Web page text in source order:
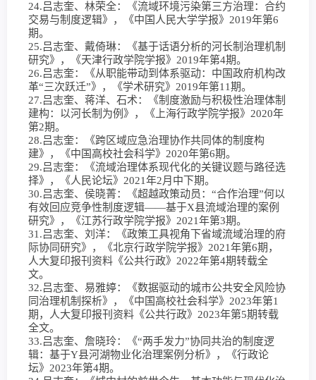
24.吕志奎、林荣全：《流域环境污染第三方治理：合约
交易与制度逻辑》，《中国人民大学学报》2019年第6
期。
25.吕志奎、戴倚琳：《基于话语分析的河长制治理机制
研究》，《天津行政学院学报》2019年第4期。
26.吕志奎：《从职能带动到体系驱动：中国政府机构改
革“三次跃迁”》，《学术研究》2019年第11期。
27.吕志奎、蒋洋、石术：《制度激励与积极性治理体制
建构：以河长制为例》，《上海行政学院学报》2020年
第2期。
28.吕志奎：《跨区域应急治理协作共同体的制度构
建》，《中国高校社会科学》2020年第6期。
29.吕志奎：《流域治理体系现代化的关键议题与路径选
择》，《人民论坛》2021年2月中下期。
30.吕志奎、侯晓菁：《超越政策动员：“合作治理”何以
有效回应竞争性制度逻辑——基于X县流域治理的案例
研究》，《江苏行政学院学报》2021年第3期。
31.吕志奎、刘洋：《政策工具视角下省域流域治理的府
际协同研究》，《北京行政学院学报》2021年第6期，
人大复印报刊资料《公共行政》2022年第4期转载全
文。
32.吕志奎、易雅婷：《数据驱动的城市公共安全风险协
同治理机制探析》，《中国高校社会科学》2023年第1
期，人大复印报刊资料《公共行政》2023年第5期转载
全文。
33.吕志奎、詹晓玲：《“两手发力”协同共治的制度逻
辑：基于Y县河湖物业化治理案例分析》，《行政论
坛》2023年第4期。